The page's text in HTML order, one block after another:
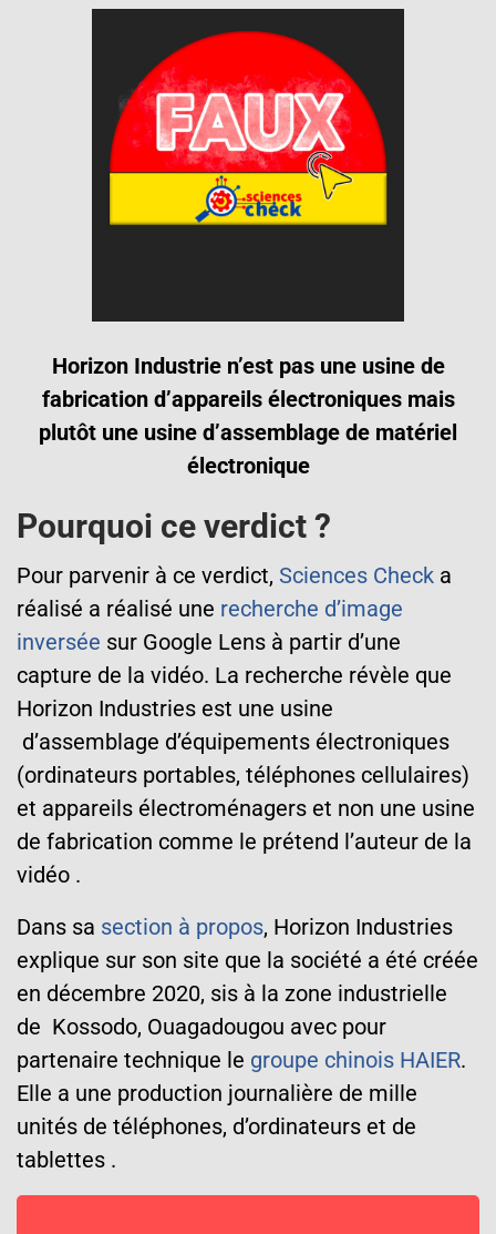
Horizon Industrie n’est pas une usine de
fabrication d’appareils électroniques mais
plutôt une usine d’assemblage de matériel
électronique
Pourquoi ce verdict ?
Pour parvenir à ce verdict, Sciences Check a
réalisé a réalisé une recherche d’image
inversée sur Google Lens à partir d’une
capture de la vidéo. La recherche révèle que
Horizon Industries est une usine
d’assemblage d’équipements électroniques
(ordinateurs portables, téléphones cellulaires)
et appareils électroménagers et non une usine
de fabrication comme le prétend l’auteur de la
vidéo .
Dans sa section à propos, Horizon Industries
explique sur son site que la société a été créée
en décembre 2020, sis à la zone industrielle
de Kossodo, Ouagadougou avec pour
partenaire technique le groupe chinois HAIER.
Elle a une production journalière de mille
unités de téléphones, d’ordinateurs et de
tablettes .